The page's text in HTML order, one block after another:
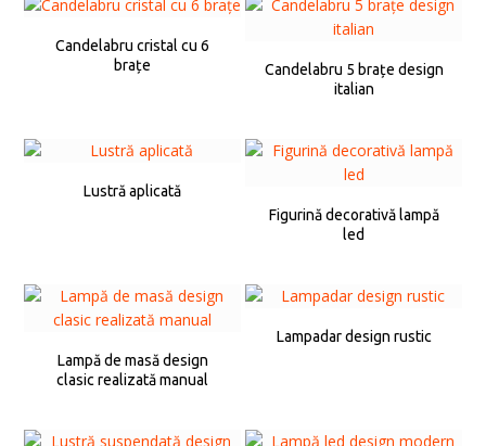
Candelabru cristal cu 6
brațe
Candelabru 5 brațe design
italian
Lustră aplicată
Figurină decorativă lampă
led
Lampă de masă design
clasic realizată manual
Lampadar design rustic